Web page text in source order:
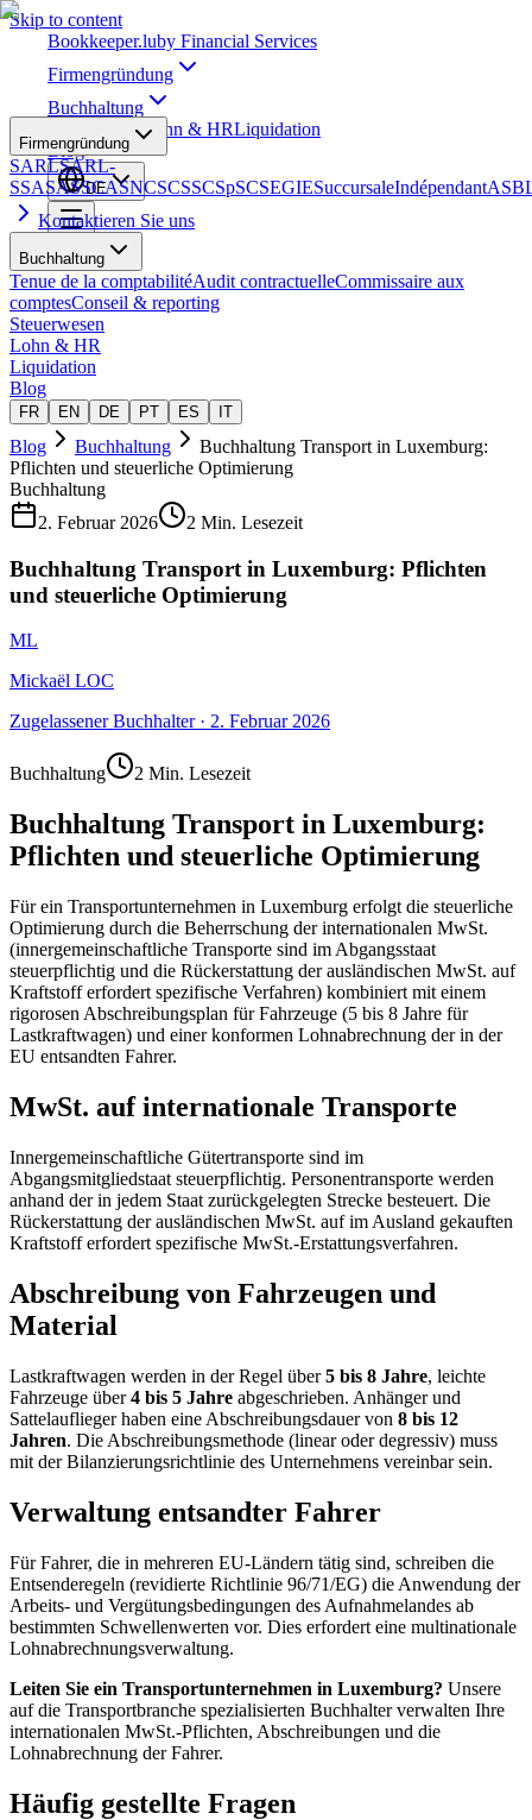
Skip to content
Bookkeeper.luby Financial Services
Firmengründung
Buchhaltung
Steuerwesen Lohn & HRLiquidation
Blog
DE
Firmengründung
SARLSARL-
SSASASSCASNCSCSSCSpSCSEGIESuccursaleIndépendant
Kontaktieren Sie uns
Buchhaltung
Tenue de la comptabilitéAudit contractuelleCommissaire aux
comptesConseil & reporting
Steuerwesen
Lohn & HR
Liquidation
Blog
FR EN DE PT ES IT
Blog Buchhaltung
Buchhaltung Transport in Luxemburg:
Pflichten und steuerliche Optimierung
Buchhaltung
2. Februar 2026
2 Min. Lesezeit
Buchhaltung Transport in Luxemburg: Pflichten
und steuerliche Optimierung
ML
Mickaël LOC
Zugelassener Buchhalter· 2. Februar 2026
Buchhaltung 2 Min. Lesezeit
Buchhaltung Transport in Luxemburg:
Pflichten und steuerliche Optimierung
Für ein Transportunternehmen in Luxemburg erfolgt die steuerliche
Optimierung durch die Beherrschung der internationalen MwSt.
(innergemeinschaftliche Transporte sind im Abgangsstaat
steuerpflichtig und die Rückerstattung der ausländischen MwSt. auf
Kraftstoff erfordert spezifische Verfahren) kombiniert mit einem
rigorosen Abschreibungsplan für Fahrzeuge (5 bis 8 Jahre für
Lastkraftwagen) und einer konformen Lohnabrechnung der in der
EU entsandten Fahrer.
MwSt. auf internationale Transporte
Innergemeinschaftliche Gütertransporte sind im
Abgangsmitgliedstaat steuerpflichtig. Personentransporte werden
anhand der in jedem Staat zurückgelegten Strecke besteuert. Die
Rückerstattung der ausländischen MwSt. auf im Ausland gekauften
Kraftstoff erfordert spezifische MwSt.-Erstattungsverfahren.
Abschreibung von Fahrzeugen und
Material
Lastkraftwagen werden in der Regel über5 bis 8 Jahre, leichte
Fahrzeuge über4 bis 5 Jahre abgeschrieben. Anhänger und
Sattelauflieger haben eine Abschreibungsdauer von 8 bis 12
Jahren. Die Abschreibungsmethode (linear oder degressiv) muss
mit der Bilanzierungsrichtlinie des Unternehmens vereinbar sein.
Verwaltung entsandter Fahrer
Für Fahrer, die in mehreren EU-Ländern tätig sind, schreiben die
Entsenderegeln (revidierte Richtlinie 96/71/EG) die Anwendung der
Arbeits- und Vergütungsbedingungen des Aufnahmelandes ab
bestimmten Schwellenwerten vor. Dies erfordert eine multinationale
Lohnabrechnungsverwaltung.
Leiten Sie ein Transportunternehmen in Luxemburg? Unsere
auf die Transportbranche spezialisierten Buchhalter verwalten Ihre
internationalen MwSt.-Pflichten, Abschreibungen und die
Lohnabrechnung der Fahrer.
Häufig gestellte Fragen